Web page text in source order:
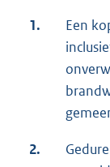
1.
Een
2.